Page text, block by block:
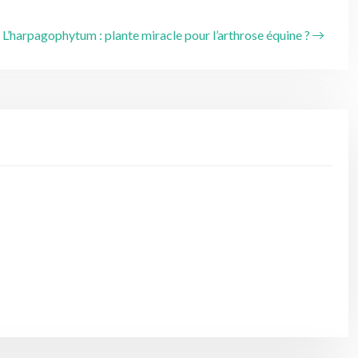
L’harpagophytum : plante miracle pour l’arthrose équine ?